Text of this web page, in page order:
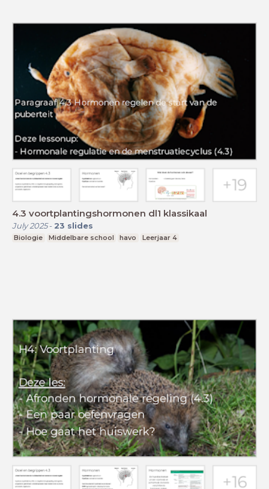
4.3 voortplantingshormonen dl1 klassikaal
July 2025- 23 slides
Biologie Middelbare school havo Leerjaar 4